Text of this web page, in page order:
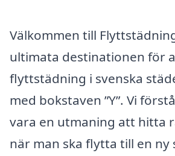
Välkommen till
ultimata destinationen för
flyttstädning i svenska
med bokstaven ”Y”. Vi
vara en utmaning att hitta
när man ska flytta till en ny